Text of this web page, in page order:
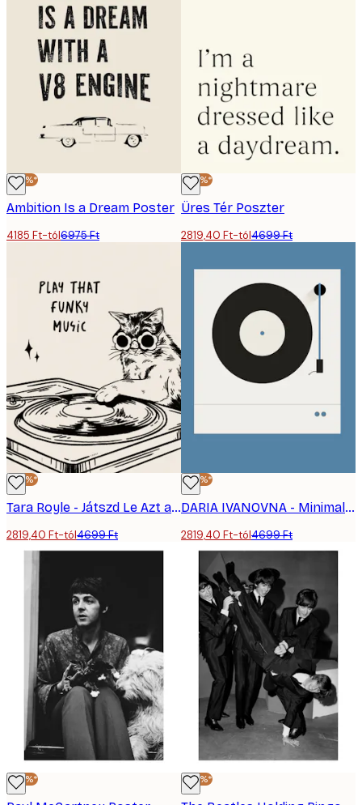
-40%*
Ambition Is a Dream Poster
4185 Ft-tól6975 Ft
-40%*
Üres Tér Poszter
2819,40 Ft-tól4699 Ft
-40%*
Tara Royle - Játszd Le Azt a Funky Macskát Poszter
2819,40 Ft-tól4699 Ft
-40%*
DARIA IVANOVNA - Minimalista Lemezlejátszó Poszter
2819,40 Ft-tól4699 Ft
-40%* -40%*